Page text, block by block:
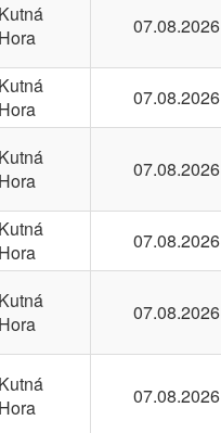
Kutná
Hora
07.08.2026
Kutná
Hora
07.08.2026
Kutná
Hora
07.08.2026
Kutná
Hora
07.08.2026
Kutná
Hora
07.08.2026
Kutná
Hora
07.08.2026